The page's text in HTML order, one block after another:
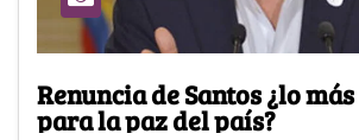
Renuncia de Santos ¿lo
para la paz del país?